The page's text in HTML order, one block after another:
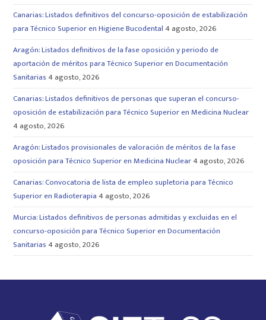
Canarias: Listados definitivos del concurso-oposición de estabilización
para Técnico Superior en Higiene Bucodental 4 agosto, 2026
Aragón: Listados definitivos de la fase oposición y periodo de
aportación de méritos para Técnico Superior en Documentación
Sanitarias 4 agosto, 2026
Canarias: Listados definitivos de personas que superan el concurso-
oposición de estabilización para Técnico Superior en Medicina Nuclear
4 agosto, 2026
Aragón: Listados provisionales de valoración de méritos de la fase
oposición para Técnico Superior en Medicina Nuclear4 agosto, 2026
Canarias: Convocatoria de lista de empleo supletoria para Técnico
Superior en Radioterapia 4 agosto, 2026
Murcia: Listados definitivos de personas admitidas y excluidas en el
concurso-oposición para Técnico Superior en Documentación
Sanitarias 4 agosto, 2026